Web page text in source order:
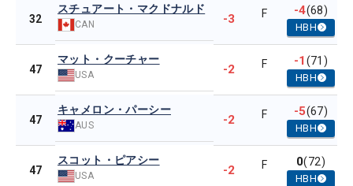
32
スチュアート・マクドナルド
CAN -3 F -4(68)
HBH
47
マット・クーチャー
USA -2 F -1(71)
HBH
47
キャメロン・パーシー
AUS -2 F -5(67)
HBH
47
スコット・ピアシー
USA -2 F 0(72)
HBH